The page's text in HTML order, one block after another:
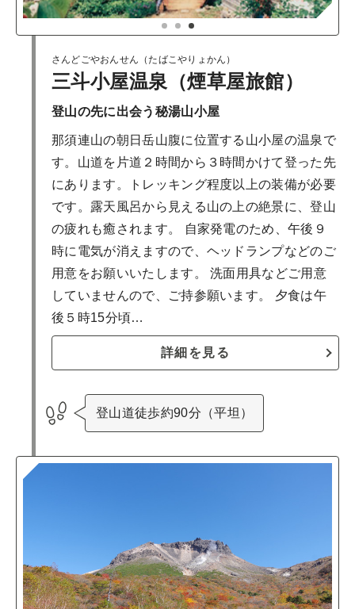
1 2 3
さんどごやおんせん（たばこやりょかん）
三斗小屋温泉（煙草屋旅館）
登山の先に出会う秘湯山小屋
那須連山の朝日岳山腹に位置する山小屋の温泉で
す。山道を片道２時間から３時間かけて登った先
にあります。トレッキング程度以上の装備が必要
です。露天風呂から見える山の上の絶景に、登山
の疲れも癒されます。 自家発電のため、午後９
時に電気が消えますので、ヘッドランプなどのご
用意をお願いいたします。 洗面用具などご用意
していませんので、ご持参願います。 夕食は午
後５時15分頃…
詳細を見る
登山道徒歩約90分（平坦）